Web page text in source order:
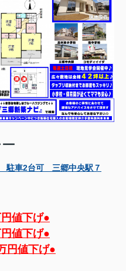
車2台可 三郷中央駅７
値下げ●
値下げ●
円値下げ●